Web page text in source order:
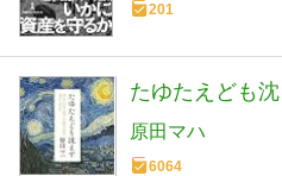
201
たゆたえども
原田マハ
6064